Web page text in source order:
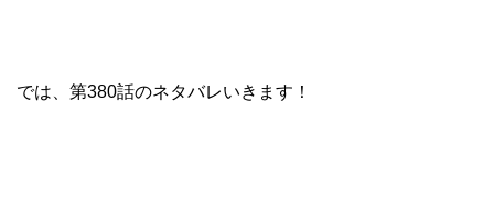
では、第380話のネタバレいきます！